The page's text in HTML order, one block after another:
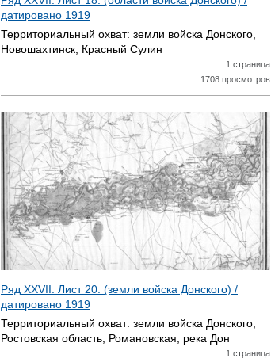
датировано 1919
Территориальный охват: земли войска Донского,
Новошахтинск, Красный Сулин
1 страница
1708 просмотров
Ряд XXVII. Лист 20. (земли войска Донского) /
датировано 1919
Территориальный охват: земли войска Донского,
Ростовская область, Романовская, река Дон
1 страница